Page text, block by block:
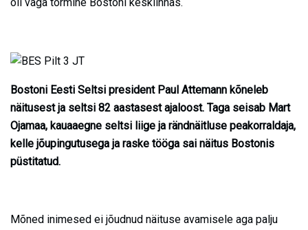
oli väga tormine Bostoni kesklinnas.
Bostoni Eesti Seltsi president Paul Attemann kõneleb
näitusest ja seltsi 82 aastasest ajaloost. Taga seisab Mart
Ojamaa, kauaaegne seltsi liige ja rändnäitluse peakorraldaja,
kelle jõupingutusega ja raske tööga sai näitus Bostonis
püstitatud.
Mõned inimesed ei jõudnud näituse avamisele aga palju